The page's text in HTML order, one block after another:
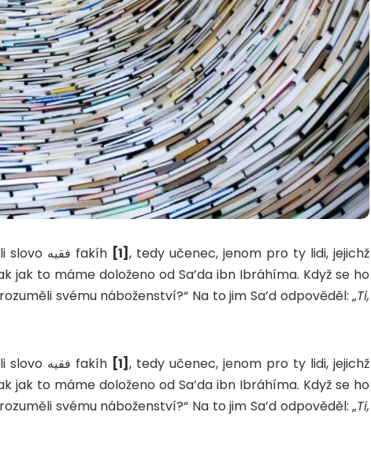
Vskutku naši zbožní předkové používali slovo فقيه fakíh [1], tedy učenec, jenom pro ty lidi, jejichž
jak to máme doloženo od Sa’da ibn Ibráhíma. Když se ho
svému náboženství?“ Na to jim Sa’d odpověděl: „Ti,
Vskutku naši zbožní předkové používali slovo فقيه fakíh [1], tedy učenec, jenom pro ty lidi, jejichž
jak to máme doloženo od Sa’da ibn Ibráhíma. Když se ho
svému náboženství?“ Na to jim Sa’d odpověděl: „Ti,